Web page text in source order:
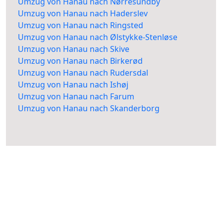
Umzug von Hanau nach Haderslev
Umzug von Hanau nach Ringsted
Umzug von Hanau nach Ølstykke-Stenløse
Umzug von Hanau nach Skive
Umzug von Hanau nach Birkerød
Umzug von Hanau nach Rudersdal
Umzug von Hanau nach Ishøj
Umzug von Hanau nach Farum
Umzug von Hanau nach Skanderborg